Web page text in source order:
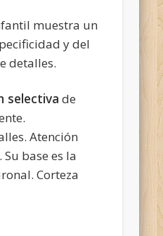
muestra un
y del
detalles.
selectiva de
Atención
base es la
Corteza